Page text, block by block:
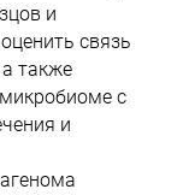
и
связь
также
с
и